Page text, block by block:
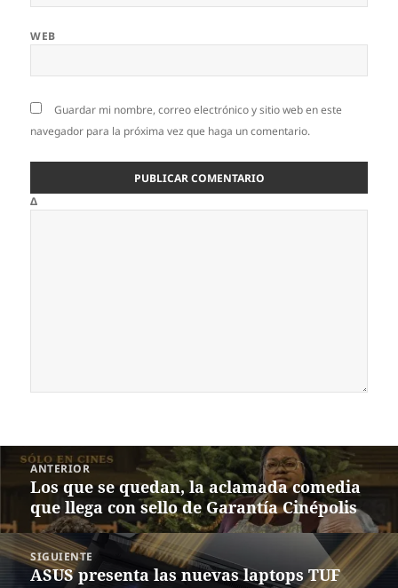
WEB
Guardar mi nombre, correo electrónico y sitio web en este
navegador para la próxima vez que haga un comentario.
Δ
Navegación
entradas
ANTERIOR
Entrada
anterior:
Los que se quedan, la aclamada comedia
que llega con sello de Garantía Cinépolis
SIGUIENTE
Siguiente
ASUS presenta las nuevas laptops TUF